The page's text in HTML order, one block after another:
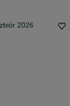
2026